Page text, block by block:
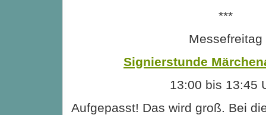
***
Messefreitag
Signierstunde
13:00 bis 13:45
Aufgepasst! Das wird groß. Bei